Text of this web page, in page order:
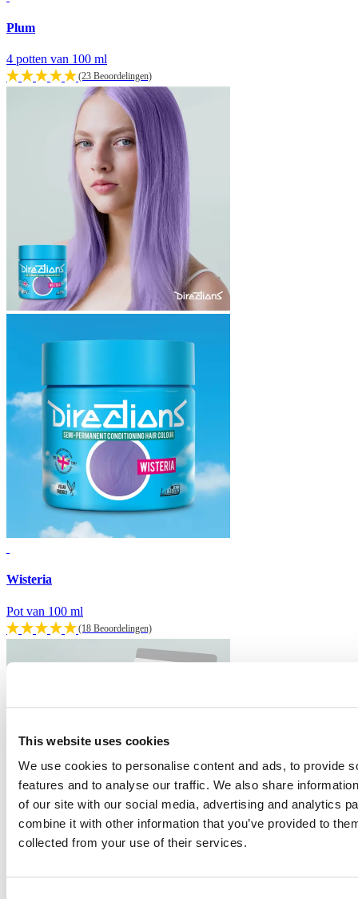
This website uses cookies
We use cookies to personalise content and ads, to provide
features and to analyse our traffic. We also share
of our site with our social media, advertising and analytics
combine it with other information that you’ve provided to
collected from your use of their services.
Plum
4 potten van 100 ml
(23 Beoordelingen)
Wisteria
Pot van 100 ml
(18 Beoordelingen)